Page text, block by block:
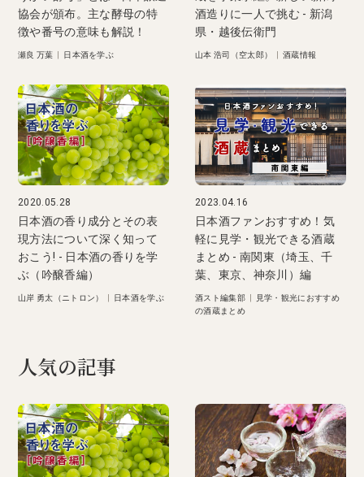
協会が頒布。主な酵母の特
徴や番号の意味も解説！
瀬良 万葉 日本酒を学ぶ
酒造りに一人で挑む - 新潟
県・越後伝衛門
山本 浩司（空太郎） 酒蔵情報
2020.05.28
日本酒の香り成分とその表
現方法について深く知って
おこう! - 日本酒の香りを学
ぶ（吟醸香編）
山岸 勇太（ニトロン） 日本酒を学ぶ
2023.04.16
日本酒ファンおすすめ！気
軽に見学・観光できる酒蔵
まとめ - 南関東（埼玉、千
葉、東京、神奈川）編
酒スト編集部
見学・観光におすすめ
の酒蔵まとめ
人気の記事